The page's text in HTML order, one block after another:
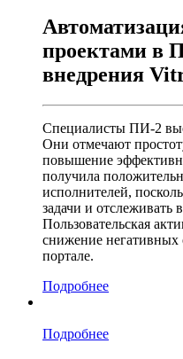
проектами в
внедрения
Специалисты ПИ-2
Они отмечают
повышение
получила
исполнителей,
задачи и отслеживать
Пользовательская
снижение
портале.
Подробнее
Подробнее